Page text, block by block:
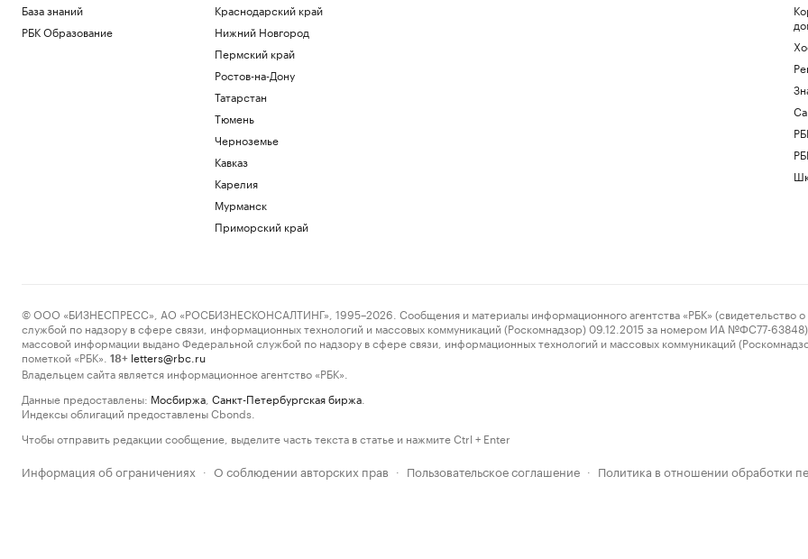
База знаний
РБК Образование
Краснодарский край
Нижний Новгород
Пермский край
Ростов-на-Дону
Татарстан
Тюмень
Черноземье
Кавказ
Карелия
Мурманск
Приморский край
© ООО «БИЗНЕСПРЕСС», АО «РОСБИЗНЕСКОНСАЛТИНГ», 1995–2026. Сообщения и материалы информационного агентства «РБК» (свидетельство о
службой по надзору в сфере связи, информационных технологий и массовых коммуникаций (Роскомнадзор) 09.12.2015 за номером ИА №ФС77-63848)
массовой информации выдано Федеральной службой по надзору в сфере связи, информационных технологий и массовых коммуникаций
пометкой «РБК».
18+ letters@rbc.ru
Владельцем сайта является информационное агентство «РБК».
Данные предоставлены: Мосбиржа Санкт-Петербургская биржа
Индексы облигаций предоставлены Cbonds.
Чтобы отправить редакции сообщение, выделите часть текста в статье и нажмите Ctrl + Enter
Информация об ограничениях · О соблюдении авторских прав · Пользовательское соглашение · Политика в отношении обработки